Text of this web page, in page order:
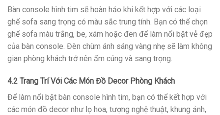
Bàn console hình tim sẽ hoàn hảo khi kết hợp với các loại
ghế sofa sang trọng có màu sắc trung tính. Bạn có thể chọn
ghế sofa màu trắng, be, xám hoặc đen để làm nổi bật vẻ đẹp
của bàn console. Đèn chùm ánh sáng vàng nhẹ sẽ làm không
gian phòng khách trở nên ấm cúng và sang trọng.
4.2 Trang Trí Với Các Món Đồ Decor Phòng Khách
Để làm nổi bật bàn console hình tim, bạn có thể kết hợp với
các món đồ decor như lọ hoa, tượng nghệ thuật, khung ảnh,